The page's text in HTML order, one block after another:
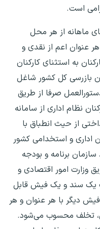
است.
ماهانه از هر محل
عنوان اعم از نقدی و
به استثنای کارکنان
سازمان بازرسی کل کشور شاغل
صرفا از طریق
نظام اداری از سامانه
از حیث انطباق با
اداری و استخدامی کشور
سازمان برنامه و بودجه
از طریق وزارت امور اقتصادی و
یک سند و یک فیش قابل
دیگر با هر عنوان و هر
تخلف محسوب ‌می‌شود.